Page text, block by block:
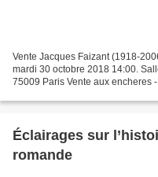
Vente Jacques Faizant (1918-
mardi 30 octobre 2018 14:00.
75009 Paris Vente aux encheres
Éclairages sur
romande